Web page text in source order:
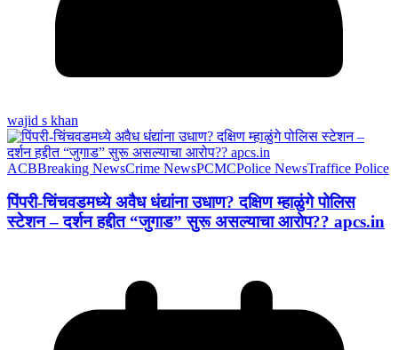
wajid s khan
ACBBreaking NewsCrime NewsPCMCPolice NewsTraffice Police
पिंपरी-चिंचवडमध्ये अवैध धंद्यांना उधाण? दक्षिण म्हाळुंगे पोलिस
स्टेशन – दर्शन हद्दीत “जुगाड” सुरू असल्याचा आरोप?? apcs.in